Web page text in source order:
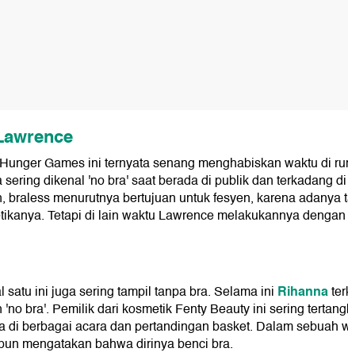
Games ini ternyata senang menghabiskan waktu di
sering dikenal 'no bra' saat berada di publik dan terkadang
braless menurutnya bertujuan untuk fesyen, karena adanya
Tetapi di lain waktu Lawrence melakukannya
satu ini juga sering tampil tanpa bra. Selama ini Rihanna
bra'. Pemilik dari kosmetik Fenty Beauty ini sering
di berbagai acara dan pertandingan basket. Dalam sebuah
mengatakan bahwa dirinya benci bra.